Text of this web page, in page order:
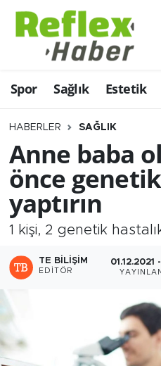
Spor Sağlık Estetik
HABERLER SAĞLIK
Anne baba
önce
yaptırın
1 kişi, 2 genetik
TE BILIŞIM
EDITÖR
01.12.2021
Eğitim
Estetik
Firmalardan
Güncel
İş ve Ekonomi
Moda-Magazin-
Sağlık
Nöbetçi Eczaneler
Hava Durumu
Namaz Vakitleri
Trafik Durumu
Şampiyonlar Ligi
Tüm Manşetler
Son Dakika